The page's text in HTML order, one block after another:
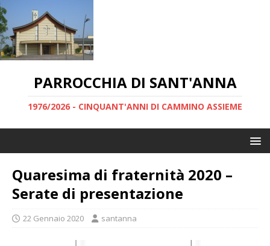
PARROCCHIA DI SANT'ANNA
1976/2026 - CINQUANT'ANNI DI CAMMINO ASSIEME
Quaresima di fraternità 2020 –
Serate di presentazione
22 Gennaio 2020 santanna